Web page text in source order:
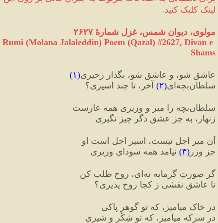
لینک کلیک کنید.
مولوی، دیوان شمس، غزل شمارهٔ ۲۶۲۷
Rumi (Molana Jalaleddin) Poem (Qazal) #2627, Divan e
Shams
عاشق شو، و عاشق شو، بگذار زحیری(۱)
سلطان‌بچه‌ای
(۲) آخر، تا چند اسیری؟
سلطان‌بچه را میر و وزیری همه عارست
زنهار، به جز عشق دگر چیز نگیری
آن میرِ اجل نیست، اسیرِ اجل است او
جز وزر (۳) نیامد همه سودایِ وزیری
گر صورتِ گرمابه نه‌ای، روح طلب کن
تا عاشقِ نقشی ز کجا روح پذیری؟
در خاک میامیز، که تو گوهرِ پاکی
در سرکه میامیز، که تو شِکّر و شیری